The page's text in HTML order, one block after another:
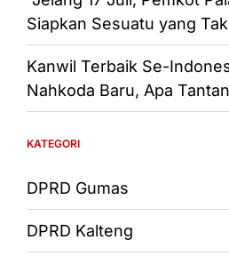
Siapkan Sesuatu yang
Kanwil Terbaik Se-
Nahkoda Baru, Apa
KATEGORI
DPRD Gumas
DPRD Kalteng